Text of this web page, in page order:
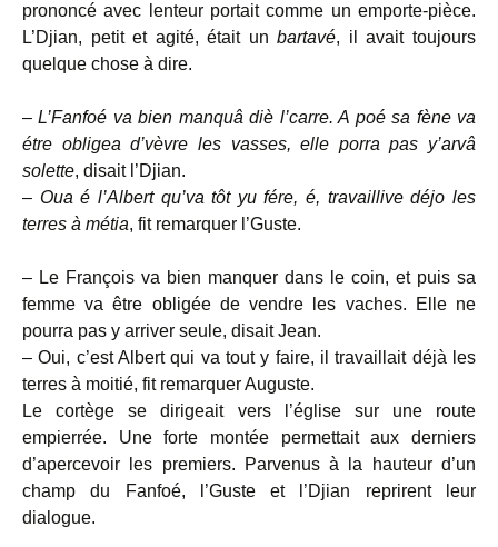
prononcé avec lenteur portait comme un emporte-pièce.
L’Djian, petit et agité, était unbartavé, il avait toujours
quelque chose à dire.
–L’Fanfoé va bien manquâ diè l’carre. A poé sa fène va
étre obligea d’vèvre les vasses, elle porra pas y’arvâ
solette, disait l’Djian.
– Oua é l’Albert qu’va tôt yu fére, é, travaillive déjo les
terres à métia, fit remarquer l’Guste.
– Le François va bien manquer dans le coin, et puis sa
femme va être obligée de vendre les vaches. Elle ne
pourra pas y arriver seule, disait Jean.
– Oui, c’est Albert qui va tout y faire, il travaillait déjà les
terres à moitié, fit remarquer Auguste.
Le cortège se dirigeait vers l’église sur une route
empierrée. Une forte montée permettait aux derniers
d’apercevoir les premiers. Parvenus à la hauteur d’un
champ du Fanfoé, l’Guste et l’Djian reprirent leur
dialogue.